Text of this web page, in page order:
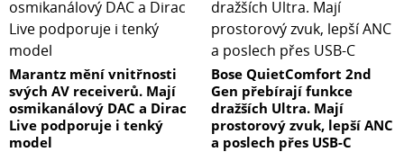
Marantz mění vnitřnosti
svých AV receiverů. Mají
osmikanálový DAC a Dirac
Live podporuje i tenký
model
Bose QuietComfort 2nd
Gen přebírají funkce
dražších Ultra. Mají
prostorový zvuk, lepší ANC
a poslech přes USB-C